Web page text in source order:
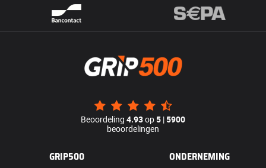
Beoordeling 4.93op5 |5900
beoordelingen
GRIP500 ONDERNEMING